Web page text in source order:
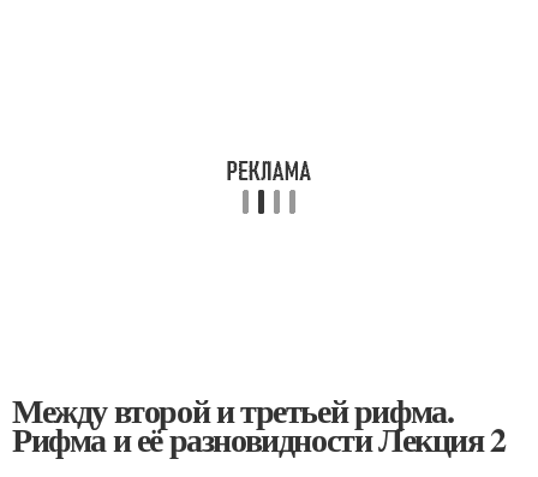
Между второй и третьей рифма.
Рифма и её разновидности Лекция 2